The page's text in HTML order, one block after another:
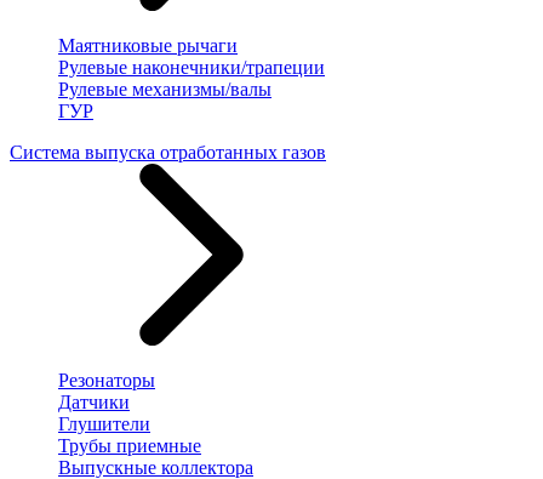
Маятниковые рычаги
Рулевые наконечники/трапеции
Рулевые механизмы/валы
ГУР
Система выпуска отработанных газов
Резонаторы
Датчики
Глушители
Трубы приемные
Выпускные коллектора